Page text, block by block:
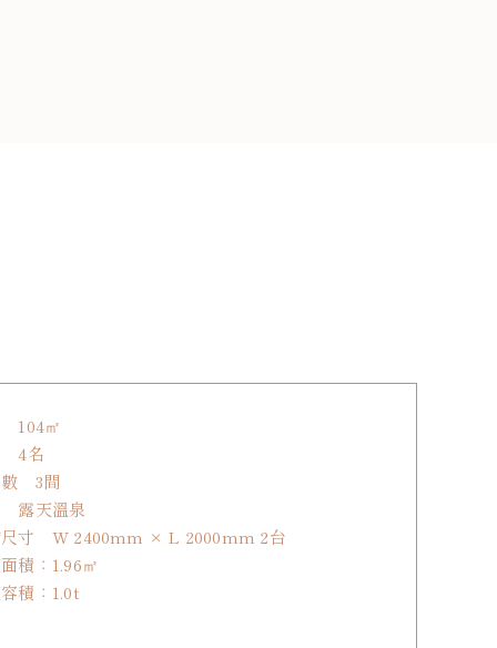
104㎡
4名
數 3間
露天溫泉
尺寸 W 2400mm × L 2000mm 2台
積：1.96㎡
積：1.0t